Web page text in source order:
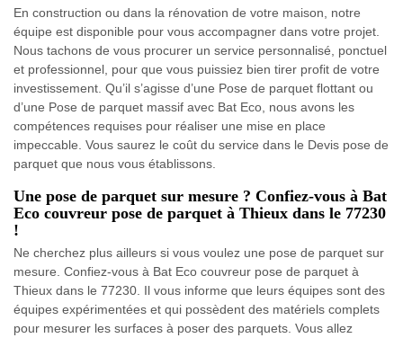
En construction ou dans la rénovation de votre maison, notre
équipe est disponible pour vous accompagner dans votre projet.
Nous tachons de vous procurer un service personnalisé, ponctuel
et professionnel, pour que vous puissiez bien tirer profit de votre
investissement. Qu’il s’agisse d’une Pose de parquet flottant ou
d’une Pose de parquet massif avec Bat Eco, nous avons les
compétences requises pour réaliser une mise en place
impeccable. Vous saurez le coût du service dans le Devis pose de
parquet que nous vous établissons.
Une pose de parquet sur mesure ? Confiez-vous à Bat
Eco couvreur pose de parquet à Thieux dans le 77230
!
Ne cherchez plus ailleurs si vous voulez une pose de parquet sur
mesure. Confiez-vous à Bat Eco couvreur pose de parquet à
Thieux dans le 77230. Il vous informe que leurs équipes sont des
équipes expérimentées et qui possèdent des matériels complets
pour mesurer les surfaces à poser des parquets. Vous allez